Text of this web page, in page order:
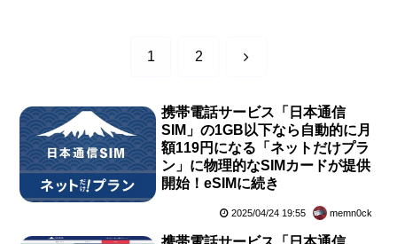
1 2 次
携帯電話サービス「日本通信
SIM」の1GB以下なら自動的に月
額119円になる「ネットだけプラ
ン」に物理的なSIMカードが提供
開始！eSIMに続き
2025/04/24 19:55 memn0ck